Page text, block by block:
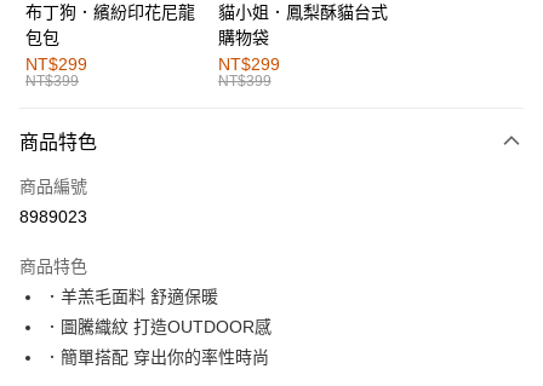
運送方式
全家取貨付款
每筆NT$60，滿NT$1,000(含以上)免運費
付款後全家取貨
萊爾富取貨付款
付款後萊爾富取貨
每筆NT$60，滿NT$1,000(含以上)免運費
7-11取貨付款
布丁狗．繽紛印花尼龍
包包
NT$299
NT$399
貓小姐．鳳梨酥貓台式
購物袋
NT$299
NT$399
商品特色
商品編號
8989023
商品特色
．羊羔毛面料 舒適保暖
．圖騰織紋 打造OUTDOOR感
．簡單搭配 穿出你的率性時尚